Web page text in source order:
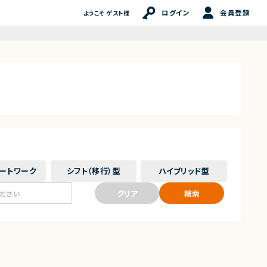
ようこそ ゲスト様 ログイン 会員登録
トワーク シフト（移行） 型 ハイブリッド型
クリア
検索